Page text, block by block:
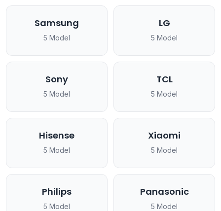
Samsung
5 Model
LG
5 Model
Sony
5 Model
TCL
5 Model
Hisense
5 Model
Xiaomi
5 Model
Philips
5 Model
Panasonic
5 Model